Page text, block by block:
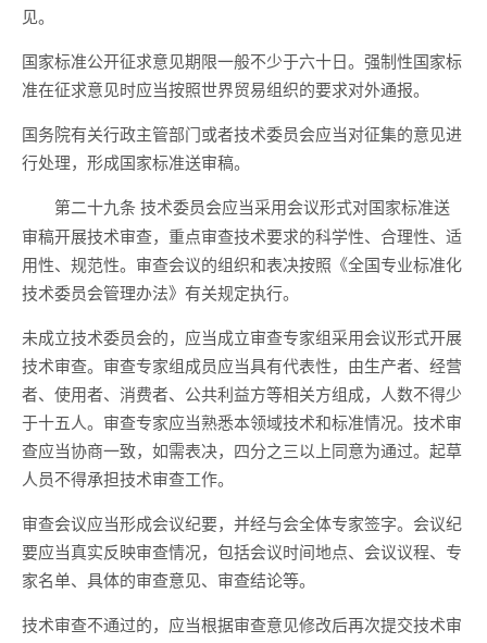
见。
国家标准公开征求意见期限一般不少于六十日。强制性国家标
准在征求意见时应当按照世界贸易组织的要求对外通报。
国务院有关行政主管部门或者技术委员会应当对征集的意见进
行处理，形成国家标准送审稿。
第二十九条 技术委员会应当采用会议形式对国家标准送
审稿开展技术审查，重点审查技术要求的科学性、合理性、适
用性、规范性。审查会议的组织和表决按照《全国专业标准化
技术委员会管理办法》有关规定执行。
未成立技术委员会的，应当成立审查专家组采用会议形式开展
技术审查。审查专家组成员应当具有代表性，由生产者、经营
者、使用者、消费者、公共利益方等相关方组成，人数不得少
于十五人。审查专家应当熟悉本领域技术和标准情况。技术审
查应当协商一致，如需表决，四分之三以上同意为通过。起草
人员不得承担技术审查工作。
审查会议应当形成会议纪要，并经与会全体专家签字。会议纪
要应当真实反映审查情况，包括会议时间地点、会议议程、专
家名单、具体的审查意见、审查结论等。
技术审查不通过的，应当根据审查意见修改后再次提交技术审